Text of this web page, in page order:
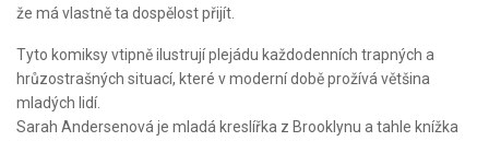
že má vlastně ta dospělost přijít.
Tyto komiksy vtipně ilustrují plejádu každodenních trapných a
hrůzostrašných situací, které v moderní době prožívá většina
mladých lidí.
Sarah Andersenová je mladá kreslířka z Brooklynu a tahle knížka